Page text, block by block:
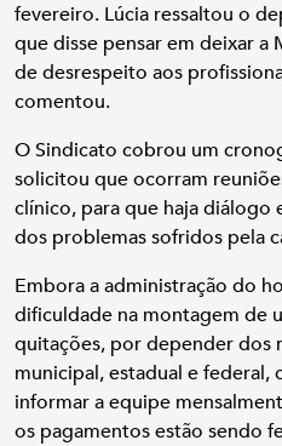
fevereiro. Lúcia ressaltou o
que disse pensar em deixar
de desrespeito aos
comentou.
O Sindicato cobrou um
solicitou que ocorram
clínico, para que haja
dos problemas sofridos pela
Embora a administração do
dificuldade na montagem de
quitações, por depender dos
municipal, estadual e federal,
informar a equipe
os pagamentos estão sendo